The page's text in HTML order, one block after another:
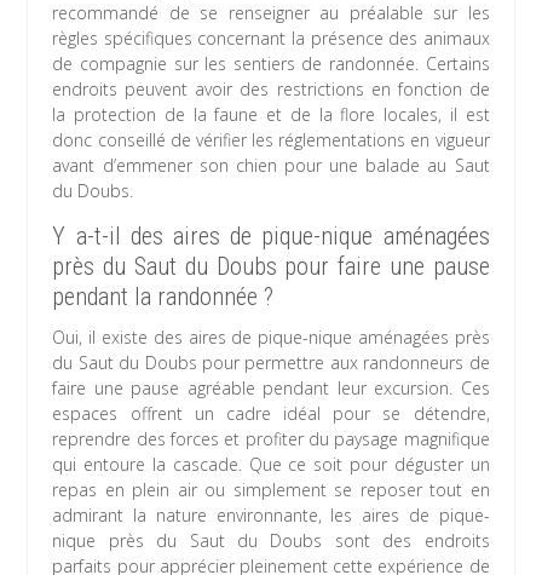
recommandé de se renseigner au préalable sur les
règles spécifiques concernant la présence des animaux
de compagnie sur les sentiers de randonnée. Certains
endroits peuvent avoir des restrictions en fonction de
la protection de la faune et de la flore locales, il est
donc conseillé de vérifier les réglementations en vigueur
avant d’emmener son chien pour une balade au Saut
du Doubs.
Y a-t-il des aires de pique-nique aménagées
près du Saut du Doubs pour faire une pause
pendant la randonnée ?
Oui, il existe des aires de pique-nique aménagées près
du Saut du Doubs pour permettre aux randonneurs de
faire une pause agréable pendant leur excursion. Ces
espaces offrent un cadre idéal pour se détendre,
reprendre des forces et profiter du paysage magnifique
qui entoure la cascade. Que ce soit pour déguster un
repas en plein air ou simplement se reposer tout en
admirant la nature environnante, les aires de pique-
nique près du Saut du Doubs sont des endroits
parfaits pour apprécier pleinement cette expérience de